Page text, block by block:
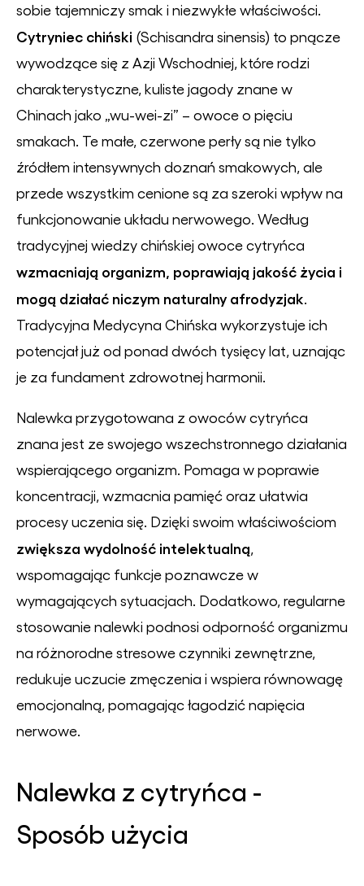
sobie tajemniczy smak i niezwykłe właściwości.
Cytryniec chiński (Schisandra sinensis) to pnącze
wywodzące się z Azji Wschodniej, które rodzi
charakterystyczne, kuliste jagody znane w
Chinach jako „wu-wei-zi” – owoce o pięciu
smakach. Te małe, czerwone perły są nie tylko
źródłem intensywnych doznań smakowych, ale
przede wszystkim cenione są za szeroki wpływ na
funkcjonowanie układu nerwowego. Według
tradycyjnej wiedzy chińskiej owoce cytryńca
wzmacniają organizm, poprawiają jakość życia i
mogą działać niczym naturalny afrodyzjak
Tradycyjna Medycyna Chińska wykorzystuje ich
potencjał już od ponad dwóch tysięcy lat, uznając
je za fundament zdrowotnej harmonii.
Nalewka przygotowana z owoców cytryńca
znana jest ze swojego wszechstronnego działania
wspierającego organizm. Pomaga w poprawie
koncentracji, wzmacnia pamięć oraz ułatwia
procesy uczenia się. Dzięki swoim właściwościom
zwiększa wydolność intelektualną
wspomagając funkcje poznawcze w
wymagających sytuacjach. Dodatkowo, regularne
stosowanie nalewki podnosi odporność organizmu
na różnorodne stresowe czynniki zewnętrzne,
redukuje uczucie zmęczenia i wspiera równowagę
emocjonalną, pomagając łagodzić napięcia
nerwowe.
Nalewka z cytryńca -
Sposób użycia